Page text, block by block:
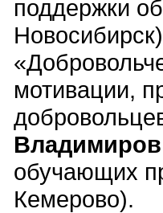
поддержки
мотивации,
обучающих
Кемерово).